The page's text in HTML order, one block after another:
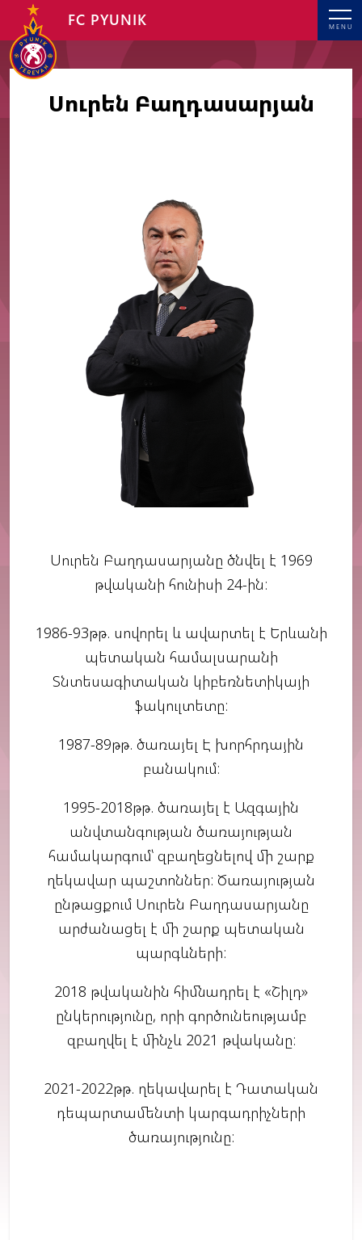
MENU
FC PYUNIK
Սուրեն Բաղդասարյան
Սուրեն Բաղդասարյանը ծնվել է 1969
թվականի հունիսի 24-ին:
1986-93թթ. սովորել և ավարտել է Երևանի
պետական համալսարանի
Տնտեսագիտական կիբեռնետիկայի
ֆակուլտետը:
1987-89թթ. ծառայել Է խորհրդային
բանակում:
1995-2018թթ. ծառայել է Ազգային
անվտանգության ծառայության
համակարգում՝ զբաղեցնելով մի շարք
ղեկավար պաշտոններ: Ծառայության
ընթացքում Սուրեն Բաղդասարյանը
արժանացել է մի շարք պետական
պարգևների:
2018 թվականին հիմնադրել է «Շիլդ»
ընկերությունը, որի գործունեությամբ
զբաղվել է մինչև 2021 թվականը:
2021-2022թթ. ղեկավարել է Դատական
դեպարտամենտի կարգադրիչների
ծառայությունը: